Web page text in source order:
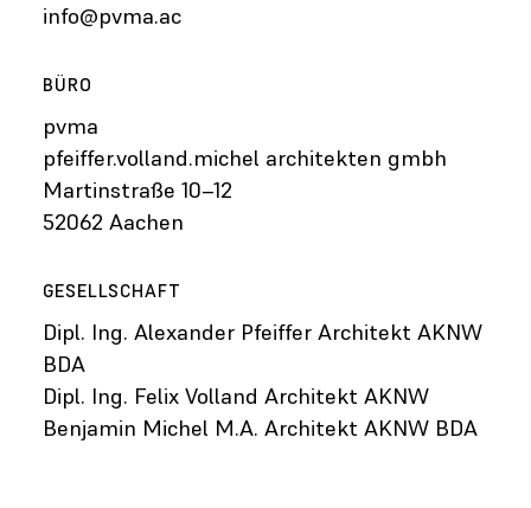
info@pvma.ac
BÜRO
pvma
pfeiffer.volland.michel architekten gmbh
Martinstraße 10–12
52062 Aachen
GESELLSCHAFT
Dipl. Ing. Alexander Pfeiffer Architekt AKNW
BDA
Dipl. Ing. Felix Volland Architekt AKNW
Benjamin Michel M.A. Architekt AKNW BDA